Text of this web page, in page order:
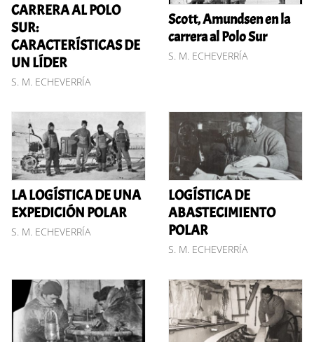
CARRERA AL POLO
SUR:
CARACTERÍSTICAS DE
UN LÍDER
S. M. ECHEVERRÍA
Scott, Amundsen en la
carrera al Polo Sur
S. M. ECHEVERRÍA
LA LOGÍSTICA DE UNA
EXPEDICIÓN POLAR
S. M. ECHEVERRÍA
LOGÍSTICA DE
ABASTECIMIENTO
POLAR
S. M. ECHEVERRÍA